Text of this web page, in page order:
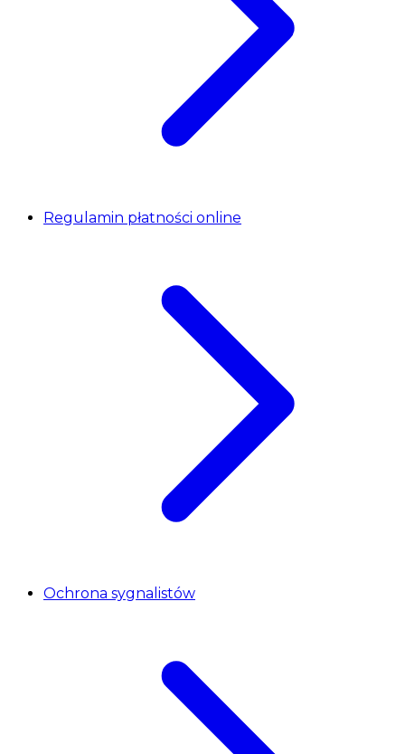
Regulamin płatności online
Ochrona sygnalistów